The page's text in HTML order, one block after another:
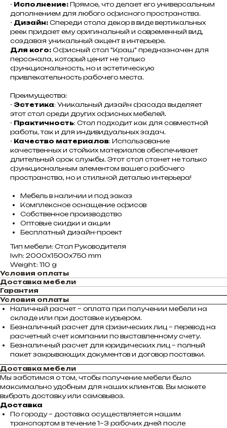
- Исполнение: Прямое, что делает его универсальным
дополнением для любого офисного пространства.
- Дизайн: Спереди стола декор в виде вертикальных
реек придает ему оригинальный и современный вид,
создавая уникальный акцент в интерьере.
Для кого: Офисный стол "Краш" предназначен для
персонала, который ценит не только
функциональность, но и эстетическую
привлекательность рабочего места.
Преимущества:
- Эстетика: Уникальный дизайн фасада выделяет
этот стол среди других офисных мебелей.
- Практичность: Стол подходит как для совместной
работы, так и для индивидуальных задач.
- Качество материалов: Использование
качественных и стойких материалов обеспечивает
длительный срок службы. Этот стол станет не только
функциональным элементом вашего рабочего
пространства, но и стильной деталью интерьера!
Мебель в наличии и под заказ
Комплексное оснащение офисов
Собственное производство
Оптовые скидки и акции
Бесплатный дизайн-проект
Тип мебели: Стол Руководителя
lwh: 2000x1500x750 mm
Weight: 110 g
Условия оплаты
Доставка мебели
Гарантия
Условия оплаты
Наличный расчет – оплата при получении мебели на
складе или при доставке курьером.
Безналичный расчет для физических лиц – перевод на
расчетный счет компании по выставленному счету.
Безналичный расчет для юридических лиц – полный
пакет закрывающих документов и договор поставки.
Доставка мебели
Мы заботимся о том, чтобы получение мебели было
максимально удобным для наших клиентов. Вы можете
выбрать доставку или самовывоз.
Доставка
По городу – доставка осуществляется нашим
транспортом в течение 1–3 рабочих дней после